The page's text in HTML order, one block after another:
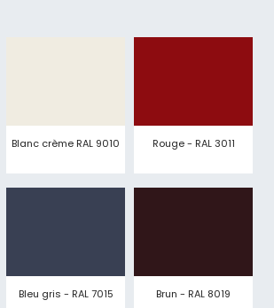
Blanc crème RAL 9010 Rouge - RAL 3011
Bleu gris - RAL 7015 Brun - RAL 8019